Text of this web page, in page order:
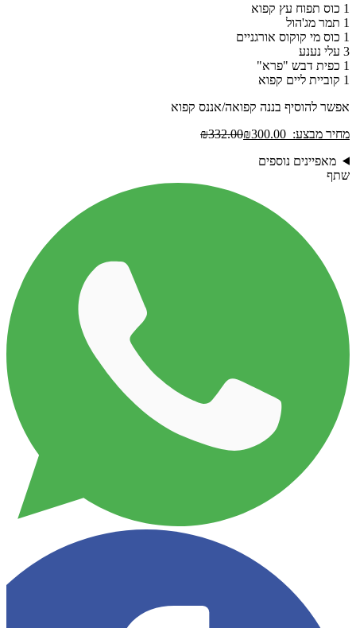
1 כוס תפוח עץ קפוא
1 תמר מג'הול
1 כוס מי קוקוס אורגניים
3 עלי נענע
1 כפית דבש "פרא"
1 קוביית ליים קפוא
אפשר להוסיף בננה קפואה/אננס קפוא
מחיר מבצע:
₪300.00
₪332.00
מאפיינים נוספים
שתף